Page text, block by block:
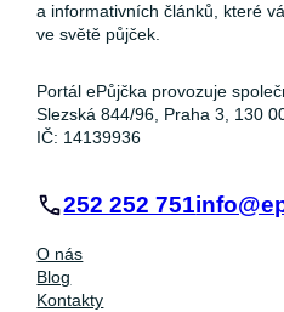
a informativních článků, které
ve světě půjček.
Portál ePůjčka provozuje
Slezská 844/96, Praha 3, 130
IČ: 14139936
252 252 751
O nás
Blog
Kontakty